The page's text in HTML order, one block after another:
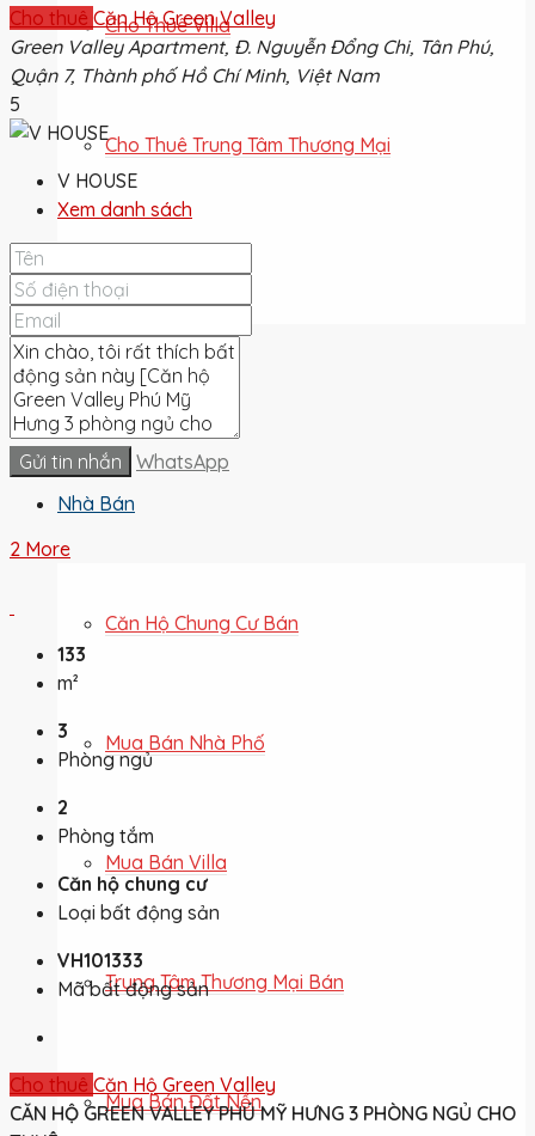
Cho Thuê Villa
Cho Thuê Trung Tâm Thương Mại
Cho Thuê
Nhà Bán
Căn Hộ Chung Cư Bán
Mua Bán Nhà Phố
Mua Bán Villa
Trung Tâm Thương Mại Bán
Mua Bán Đất Nền
Cho thuê Căn Hộ Green Valley
Green Valley Apartment, Đ. Nguyễn Đổng Chi, Tân Phú,
Quận 7, Thành phố Hồ Chí Minh, Việt Nam
5
V HOUSE
Xem danh sách
Gửi tin nhắn WhatsApp
2 More
133
m²
3
Phòng ngủ
2
Phòng tắm
Căn hộ chung cư
Loại bất động sản
VH101333
Mã bất động sản
Cho thuê Căn Hộ Green Valley
CĂN HỘ GREEN VALLEY PHÚ MỸ HƯNG 3 PHÒNG NGỦ CHO